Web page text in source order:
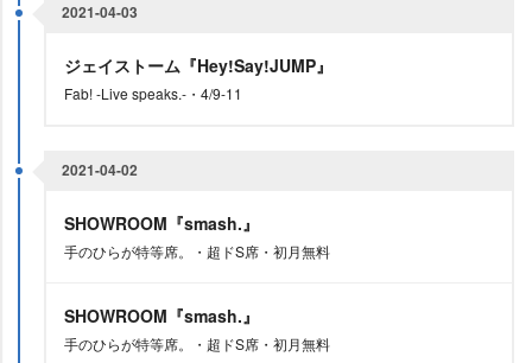
2021-04-03
ジェイストーム『Hey!Say!JUMP』
Fab! -Live speaks.-・4/9-11
2021-04-02
SHOWROOM『smash.』
手のひらが特等席。・超ドS席・初月無料
SHOWROOM『smash.』
手のひらが特等席。・超ドS席・初月無料